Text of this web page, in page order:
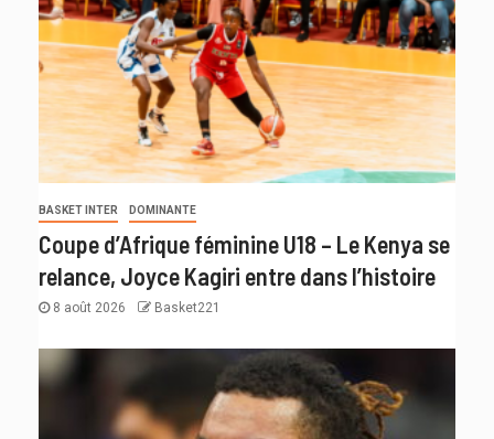
BASKET INTER DOMINANTE
Coupe d’Afrique féminine U18 – Le Kenya se
relance, Joyce Kagiri entre dans l’histoire
8 août 2026 Basket221